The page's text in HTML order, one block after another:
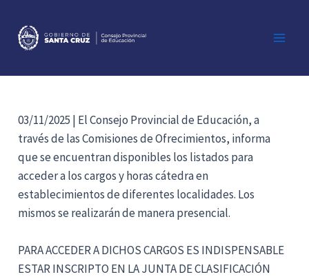
contenido
03/11/2025 | El Consejo Provincial de Educación, a
través de las Comisiones de Ofrecimientos, informa
que se encuentran disponibles los listados para
acceder a los cargos y horas cátedra en
establecimientos de diferentes localidades. Los
mismos se realizarán de manera presencial.
PARA ACCEDER A DICHOS CARGOS ES INDISPENSABLE
ESTAR INSCRIPTO EN LA JUNTA DE CLASIFICACIÓN